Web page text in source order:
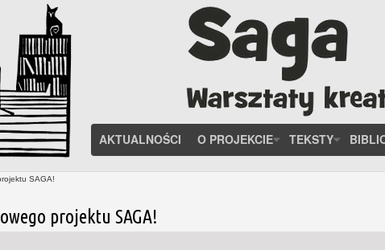
AKTUALNOŚCI O PROJEKCIE TEKSTY
SAGA!
projektu SAGA!